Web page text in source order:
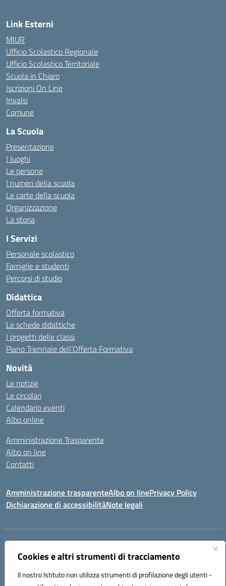
Cookies e altri strumenti di tracciamento
Il nostro Istituto non utilizza strumenti di profilazione degli utenti -
Link Esterni
MIUR
Ufficio Scolastico Regionale
Ufficio Scolastico Territoriale
Scuola in Chiaro
Iscrizioni On Line
Invalsi
Comune
La Scuola
Presentazione
I luoghi
Le persone
I numeri della scuola
Le carte della scuola
Organizzazione
La storia
I Servizi
Personale scolastico
Famiglie e studenti
Percorsi di studio
Didattica
Offerta formativa
Le schede didattiche
I progetti delle classi
Piano Triennale dell’Offerta Formativa
Novità
Le notizie
Le circolari
Calendario eventi
Albo online
Amministrazione Trasparente
Albo on line
Contatti
Amministrazione trasparenteAlbo on linePrivacy Policy
Dichiarazione di accessibilitàNote legali
Indirizzo:
Centralino:078170786 Email:caic875002@istruzione.it